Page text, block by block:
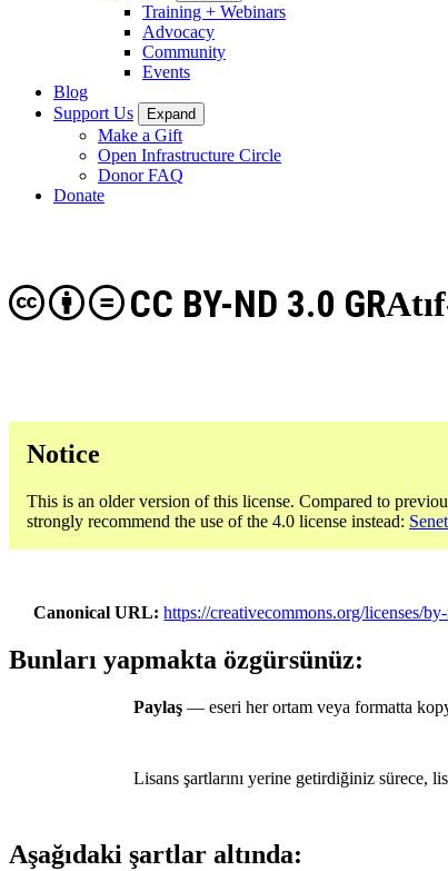
Training + Webinars
Advocacy
Community
Events
Blog
Support Us
Expand
Make a Gift
Open Infrastructure Circle
Donor FAQ
Donate
CC BY-ND 3.0 GR
Notice
This is an older version of this license. Compared to
strongly recommend the use of the 4.0 license instead:
Canonical URL https://creativecommons.org/licenses/
Bunları yapmakta özgürsünüz:
Paylaş — eseri her ortam veya formatta
Lisans şartlarını yerine getirdiğiniz sürece,
Aşağıdaki şartlar altında: